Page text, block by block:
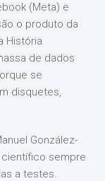
(Meta) e
o produto da
História
de dados
se
disquetes,
González-
científico sempre
a testes.